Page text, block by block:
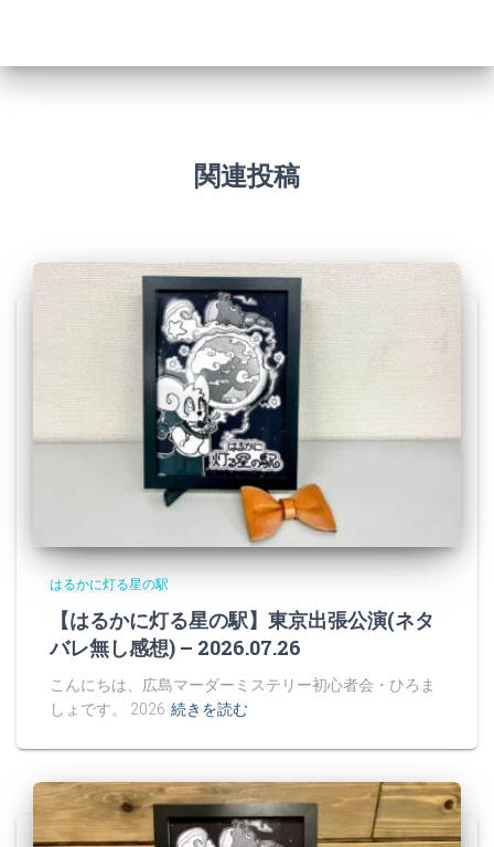
関連投稿
はるかに灯る星の駅
【はるかに灯る星の駅】東京出張公演(ネタ
バレ無し感想) – 2026.07.26
こんにちは、広島マーダーミステリー初心者会・ひろま
しょです。 2026 続きを読む